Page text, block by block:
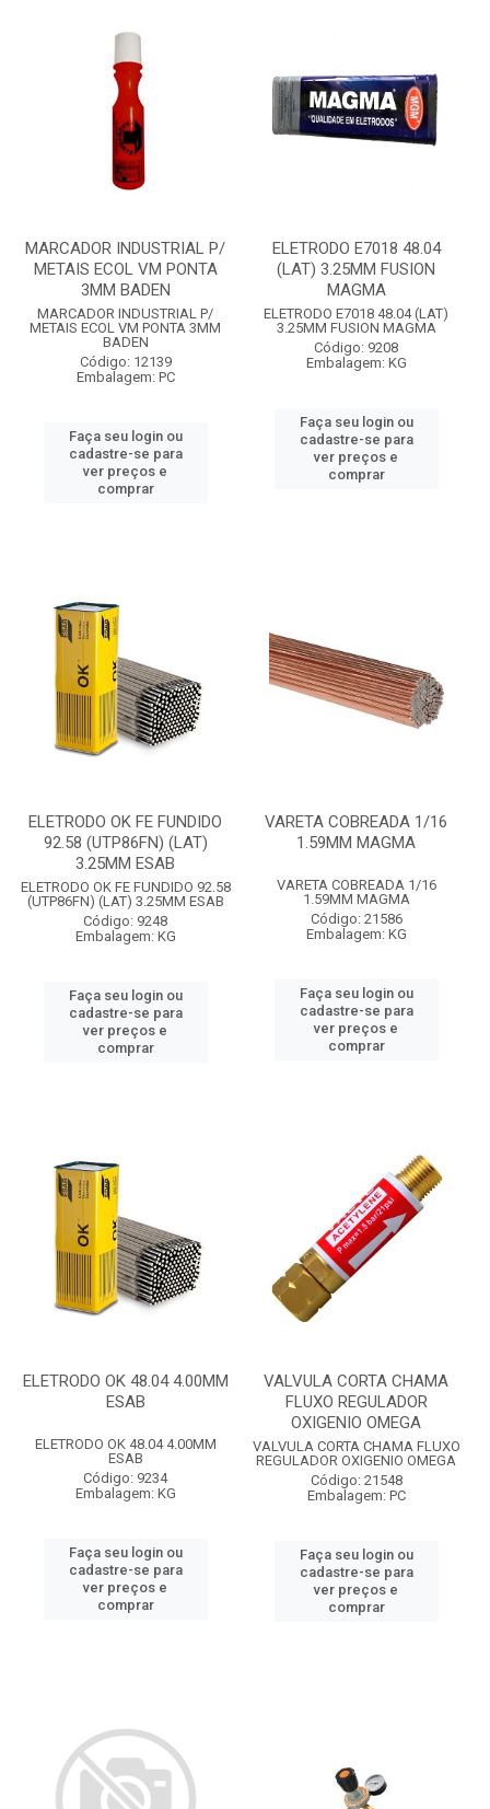
MARCADOR INDUSTRIAL P/
METAIS ECOL VM PONTA
3MM BADEN
MARCADOR INDUSTRIAL P/
METAIS ECOL VM PONTA 3MM
BADEN
Código: 12139
Embalagem: PC
Faça seu login ou
cadastre-se para
ver preços e
comprar
ELETRODO E7018 48.04
(LAT) 3.25MM FUSION
MAGMA
ELETRODO E7018 48.04 (LAT)
3.25MM FUSION MAGMA
Código: 9208
Embalagem: KG
Faça seu login ou
cadastre-se para
ver preços e
comprar
ELETRODO OK FE FUNDIDO
92.58 (UTP86FN) (LAT)
3.25MM ESAB
ELETRODO OK FE FUNDIDO 92.58
(UTP86FN) (LAT) 3.25MM ESAB
Código: 9248
Embalagem: KG
Faça seu login ou
cadastre-se para
ver preços e
comprar
VARETA COBREADA 1/16
1.59MM MAGMA
VARETA COBREADA 1/16
1.59MM MAGMA
Código: 21586
Embalagem: KG
Faça seu login ou
cadastre-se para
ver preços e
comprar
ELETRODO OK 48.04 4.00MM
ESAB
ELETRODO OK 48.04 4.00MM
ESAB
Código: 9234
Embalagem: KG
Faça seu login ou
cadastre-se para
ver preços e
comprar
VALVULA CORTA CHAMA
FLUXO REGULADOR
OXIGENIO OMEGA
VALVULA CORTA CHAMA FLUXO
REGULADOR OXIGENIO OMEGA
Código: 21548
Embalagem: PC
Faça seu login ou
cadastre-se para
ver preços e
comprar